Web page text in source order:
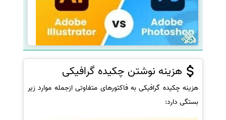
هزینه نوشتن چکیده گرافیکی
هزینه چکیده گرافیکی به فاکتورهای متفاوتی ازجمله موارد زیر
بستگی دارد: